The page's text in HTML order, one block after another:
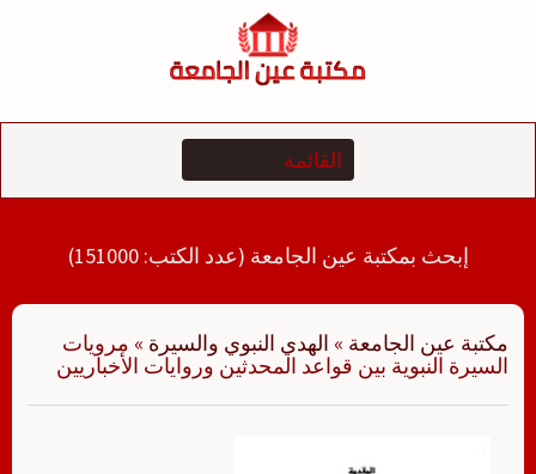
إبحث بمكتبة عين الجامعة (عدد الكتب: 151000)
مكتبة عين الجامعة » الهدي النبوي والسيرة » مرويات
السيرة النبوية بين قواعد المحدثين وروايات الأخباريين